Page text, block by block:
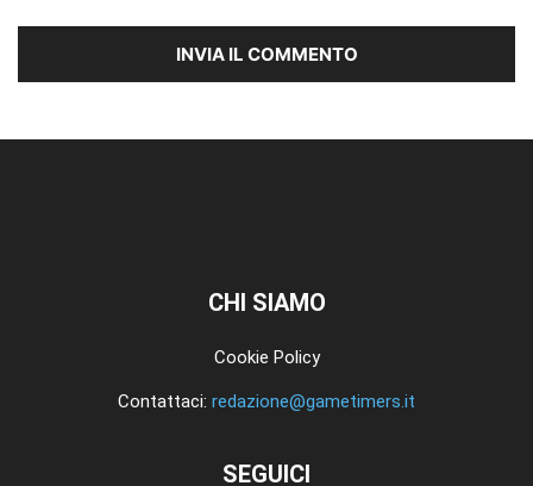
CHI SIAMO
Cookie Policy
Contattaci: redazione@gametimers.it
SEGUICI